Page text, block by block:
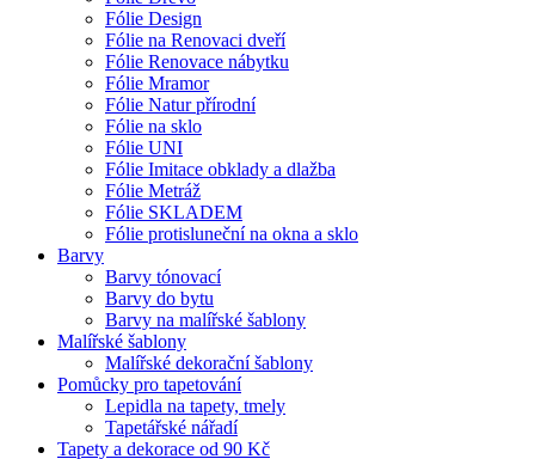
Fólie Design
Fólie na Renovaci dveří
Fólie Renovace nábytku
Fólie Mramor
Fólie Natur přírodní
Fólie na sklo
Fólie UNI
Fólie Imitace obklady a dlažba
Fólie Metráž
Fólie SKLADEM
Fólie protisluneční na okna a sklo
Barvy
Barvy tónovací
Barvy do bytu
Barvy na malířské šablony
Malířské šablony
Malířské dekorační šablony
Pomůcky pro tapetování
Lepidla na tapety, tmely
Tapetářské nářadí
Tapety a dekorace od 90 Kč